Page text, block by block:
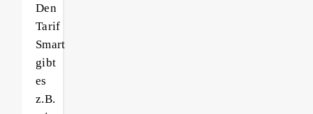
Den
Tarif
Smart
gibt
es
z.B.